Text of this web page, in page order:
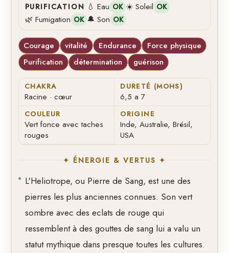
PURIFICATION 💧 Eau OK ☀️ Soleil OK
🌿 Fumigation OK 🔔 Son OK
Courage vitalité Endurance
Force physique
Purification
détermination guérison
CHAKRA
Racine · cœur
DURETÉ (MOHS)
6,5 a 7
COULEUR
Vert fonce avec taches
rouges
ORIGINE
Inde, Australie, Brésil,
USA
✦ ÉNERGIE & VERTUS ✦
L'Heliotrope, ou Pierre de Sang, est une des
pierres les plus anciennes connues. Son vert
sombre avec des eclats de rouge qui
ressemblent à des gouttes de sang lui a valu un
statut mythique dans presque toutes les cultures.